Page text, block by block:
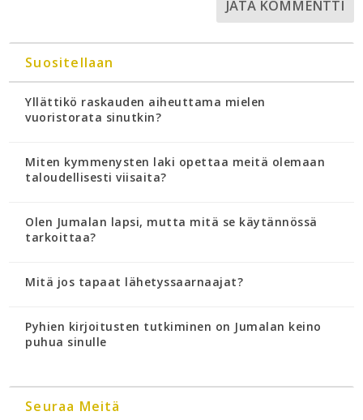
Suositellaan
Yllättikö raskauden aiheuttama mielen
vuoristorata sinutkin?
Miten kymmenysten laki opettaa meitä olemaan
taloudellisesti viisaita?
Olen Jumalan lapsi, mutta mitä se käytännössä
tarkoittaa?
Mitä jos tapaat lähetyssaarnaajat?
Pyhien kirjoitusten tutkiminen on Jumalan keino
puhua sinulle
Seuraa Meitä